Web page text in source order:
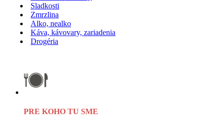
Sladkosti
Zmrzlina
Alko, nealko
Káva, kávovary, zariadenia
Drogéria
PRE KOHO TU SME